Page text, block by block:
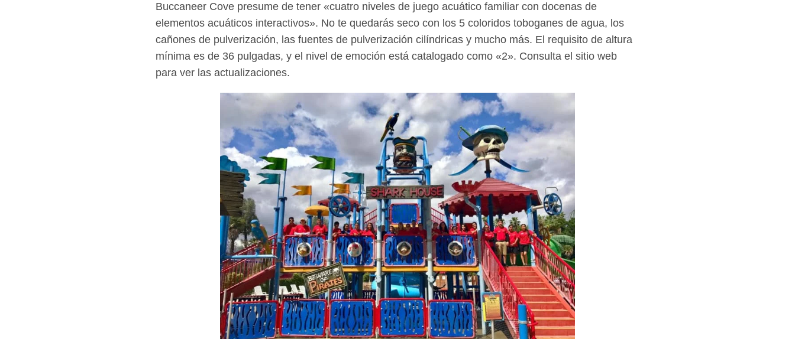
Buccaneer Cove presume de tener «cuatro niveles de juego acuático familiar con docenas de
elementos acuáticos interactivos». No te quedarás seco con los 5 coloridos toboganes de agua, los
cañones de pulverización, las fuentes de pulverización cilíndricas y mucho más. El requisito de altura
mínima es de 36 pulgadas, y el nivel de emoción está catalogado como «2». Consulta el sitio web
para ver las actualizaciones.